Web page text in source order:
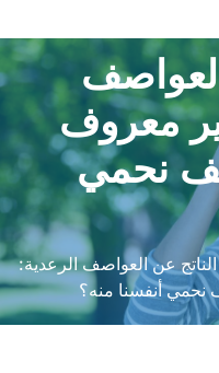
معروف
نحمي
الناتج عن العواصف الرعدية:
أنفسنا منه؟